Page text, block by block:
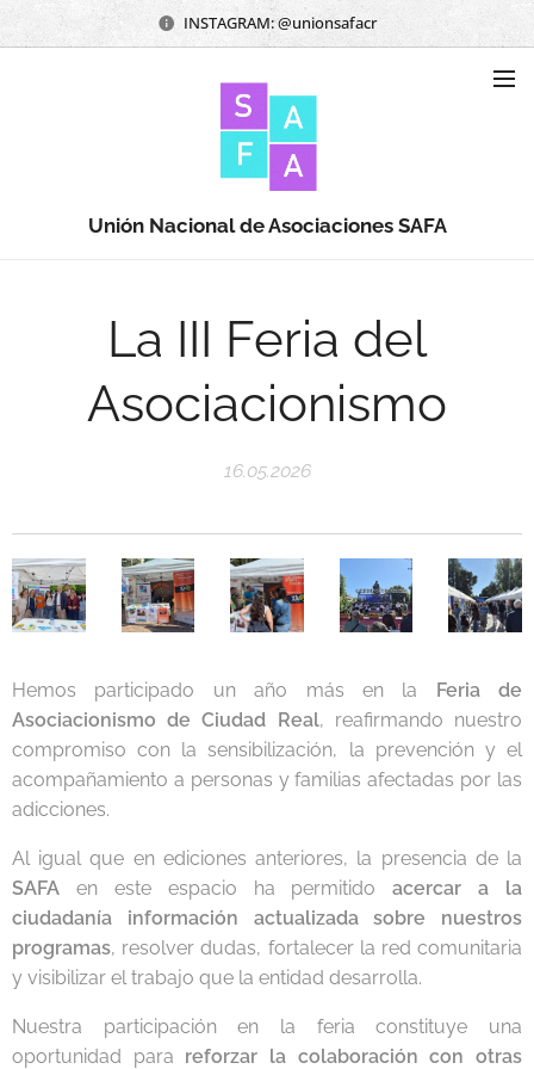
INSTAGRAM: @unionsafacr
Unión Nacional de Asociaciones SAFA
La III Feria del
Asociacionismo
16.05.2026
Hemos participado un año más en la Feria de
Asociacionismo de Ciudad Real, reafirmando nuestro
compromiso con la sensibilización, la prevención y el
acompañamiento a personas y familias afectadas por las
adicciones.
Al igual que en ediciones anteriores, la presencia de la
SAFA en este espacio ha permitidoacercar a la
ciudadanía información actualizada sobre nuestros
programas, resolver dudas, fortalecer la red comunitaria
y visibilizar el trabajo que la entidad desarrolla.
Nuestra participación en la feria constituye una
oportunidad para reforzar la colaboración con otras